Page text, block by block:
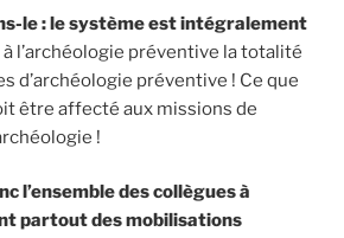
le : le système est intégralement
l’archéologie préventive la totalité
d’archéologie préventive ! Ce que
être affecté aux missions de
!
l’ensemble des collègues à
partout des mobilisations